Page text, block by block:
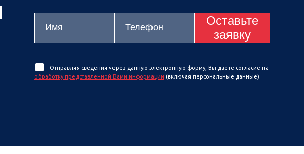
Оставьте
заявку
Отправляя сведения через данную электронную форму, Вы даете согласие на
обработку представленной Вами информации (включая персональные данные).